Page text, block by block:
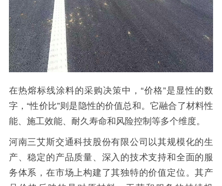
在热熔标线涂料的采购决策中，“价格”是显性的数
字，“性价比”则是隐性的价值总和。它融合了材料性
能、施工效能、耐久寿命和风险控制等多个维度。
河南三艾斯交通科技股份有限公司以其规模化的生
产、稳定的产品质量、深入的技术支持和全面的服
务体系，在市场上构建了其独特的价值定位。其产